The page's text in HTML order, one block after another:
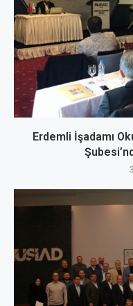
Erdemli İşadamı